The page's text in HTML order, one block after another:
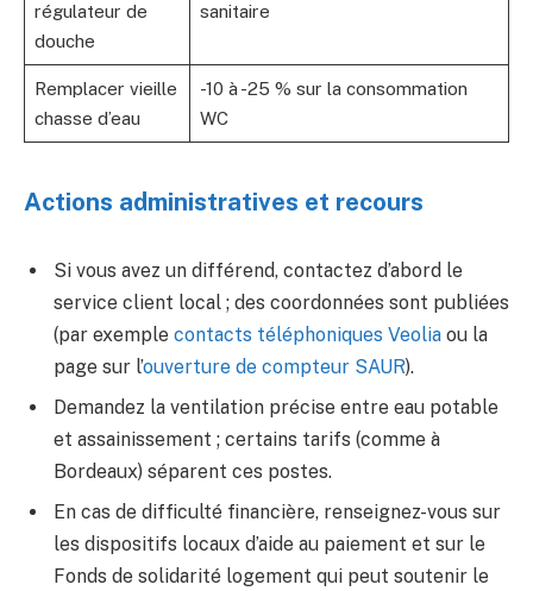
régulateur de
douche
sanitaire
Remplacer vieille
chasse d’eau
-10 à -25 % sur la consommation
WC
Actions administratives et recours
Si vous avez un différend, contactez d’abord le
service client local ; des coordonnées sont publiées
(par exemple contacts téléphoniques Veolia ou la
page sur l’ouverture de compteur SAUR).
Demandez la ventilation précise entre eau potable
et assainissement ; certains tarifs (comme à
Bordeaux) séparent ces postes.
En cas de difficulté financière, renseignez-vous sur
les dispositifs locaux d’aide au paiement et sur le
Fonds de solidarité logement qui peut soutenir le